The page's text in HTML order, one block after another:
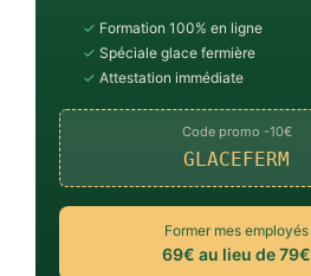
✓ Formation 100% en ligne
✓ Spéciale glace fermière
✓ Attestation immédiate
Code promo -10€
GLACEFERM
Former mes employés
69€ au lieu de 79€